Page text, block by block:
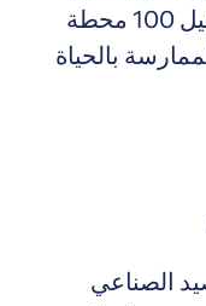
كمية الكمية التي تنبعث من تشغيل 100 محطة
بالحياة
الصناعي